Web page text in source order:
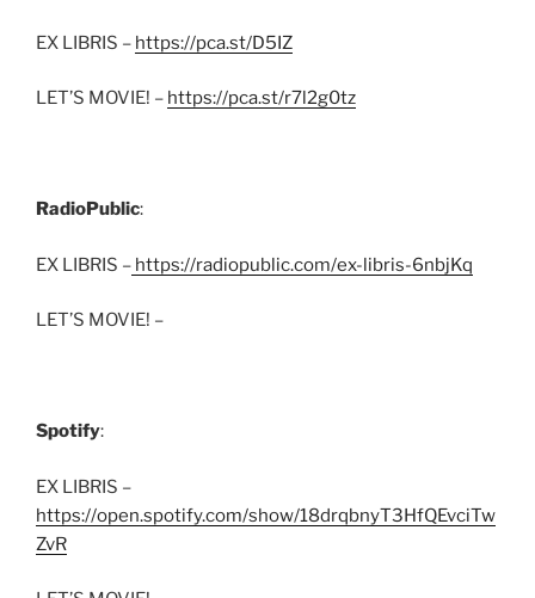
EX LIBRIS – https://pca.st/D5IZ
LET’S MOVIE! – https://pca.st/r7l2g0tz
RadioPublic:
EX LIBRIS – https://radiopublic.com/ex-libris-6nbjKq
LET’S MOVIE! –
Spotify:
EX LIBRIS –
https://open.spotify.com/show/18drqbnyT3HfQEvciTw
ZvR